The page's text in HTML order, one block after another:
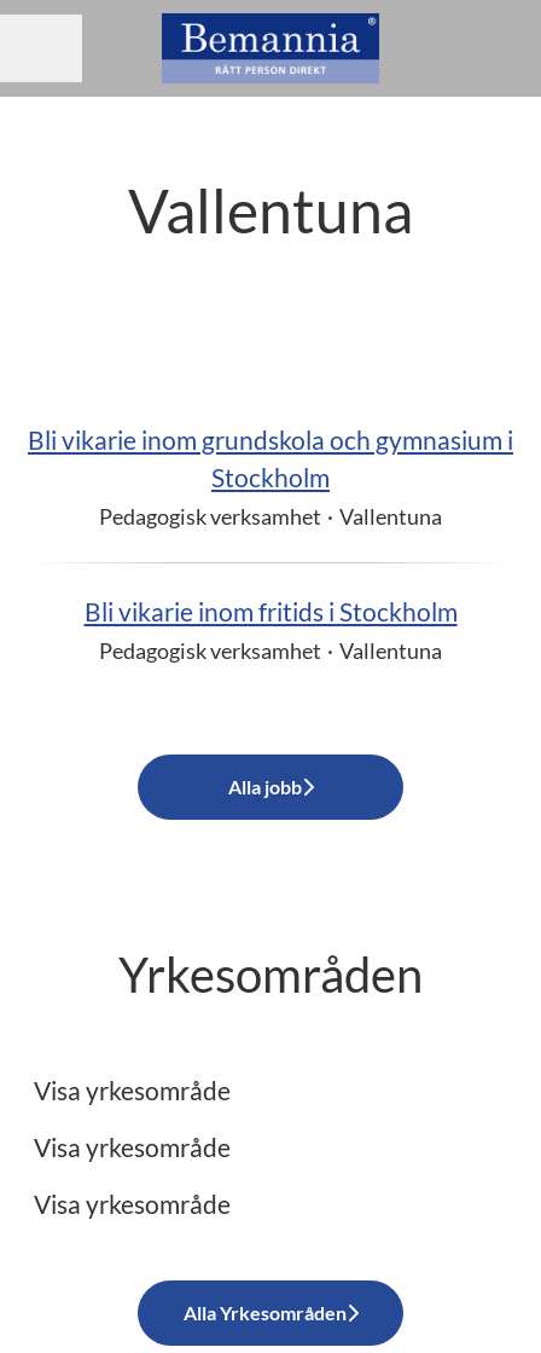
Vallentuna
Bli vikarie inom grundskola och gymnasium i
Stockholm
Pedagogisk verksamhet · Vallentuna
Bli vikarie inom fritids i Stockholm
Pedagogisk verksamhet · Vallentuna
Alla jobb
Yrkesområden
Visa yrkesområde
Visa yrkesområde
Visa yrkesområde
Alla Yrkesområden